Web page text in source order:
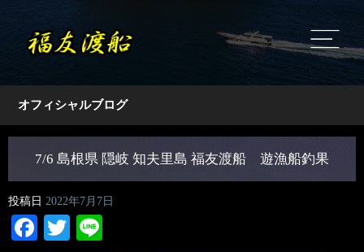
オフィシャルブログ
7/6 島根県 隠岐 知夫里島 福友渡船 遊漁船釣果
投稿日 2022年7月7日
Facebook
Twitter